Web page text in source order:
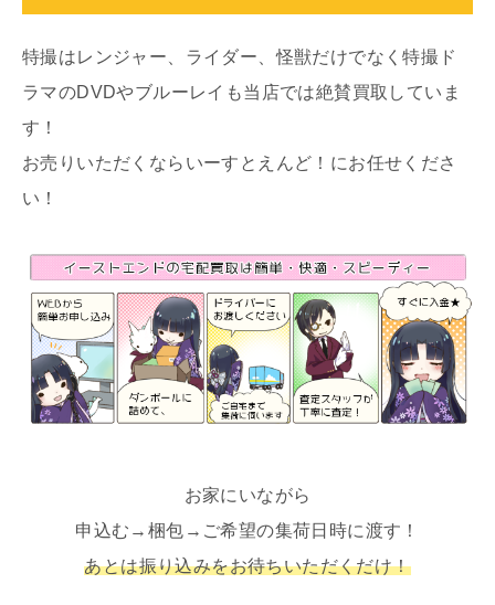
特撮はレンジャー、ライダー、怪獣だけでなく特撮ド
ラマのDVDやブルーレイも当店では絶賛買取していま
す！
お売りいただくならいーすとえんど！にお任せくださ
い！
お家にいながら
申込む→梱包→ご希望の集荷日時に渡す！
あとは振り込みをお待ちいただくだけ！